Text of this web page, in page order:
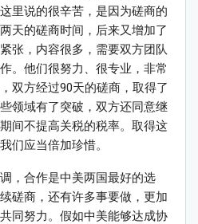
里说的很辛苦，是因为磋商的
天的磋商时间，后来又增加了
张，内容很多，需要双方团队
。他们很努力、很专业，非常
双方经过90天的磋商，取得了
领域有了突破，双方还同意继
间不提高关税的税率。取得这
们应当倍加珍惜。
，合作是中美两国最好的选
磋商，还有许多事要做，更加
同努力。假如中美能够达成协